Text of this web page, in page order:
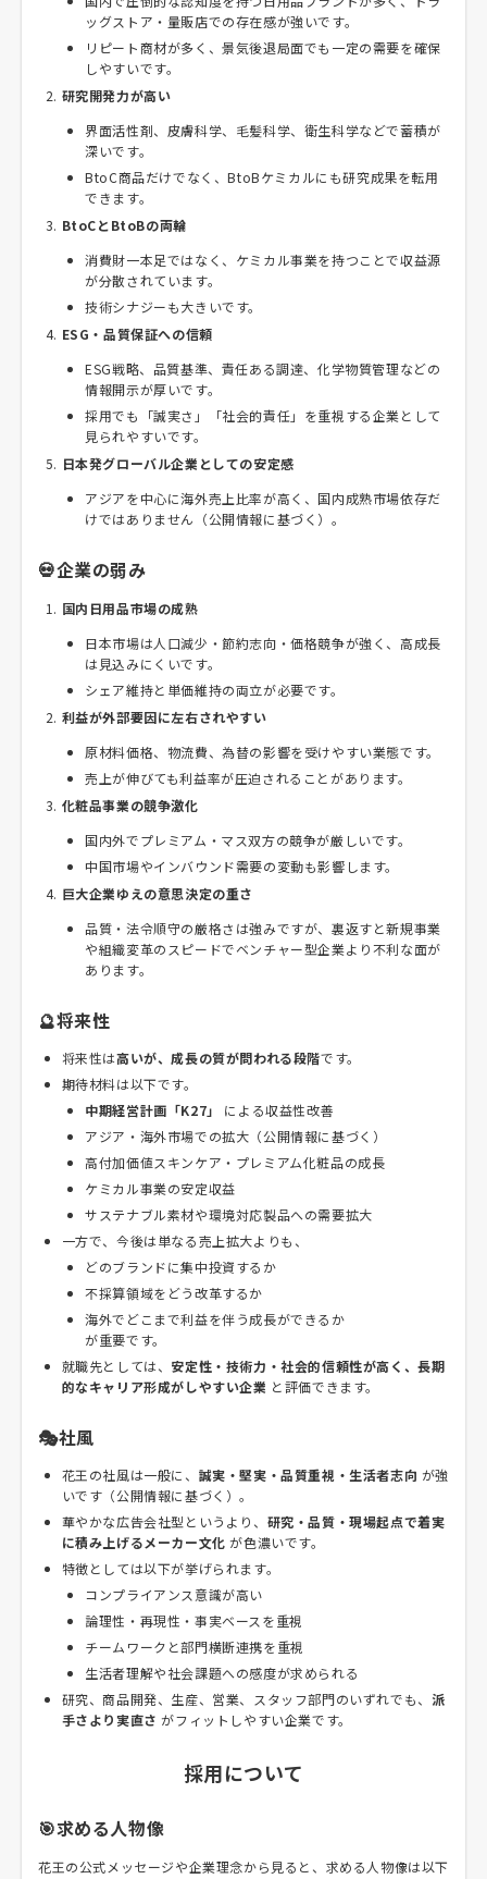
ッグストア・量販店での存在感が強いです。
リピート商材が多く、景気後退局面でも一定の需要を確保
しやすいです。
研究開発力が高い
界面活性剤、皮膚科学、毛髪科学、衛生科学などで蓄積が
深いです。
BtoC商品だけでなく、BtoBケミカルにも研究成果を転用
できます。
BtoCとBtoBの両輪
消費財一本足ではなく、ケミカル事業を持つことで収益源
が分散されています。
技術シナジーも大きいです。
ESG・品質保証への信頼
ESG戦略、品質基準、責任ある調達、化学物質管理などの
情報開示が厚いです。
採用でも「誠実さ」「社会的責任」を重視する企業として
見られやすいです。
日本発グローバル企業としての安定感
アジアを中心に海外売上比率が高く、国内成熟市場依存だ
けではありません（公開情報に基づく）。
💀企業の弱み
国内日用品市場の成熟
日本市場は人口減少・節約志向・価格競争が強く、高成長
は見込みにくいです。
シェア維持と単価維持の両立が必要です。
利益が外部要因に左右されやすい
原材料価格、物流費、為替の影響を受けやすい業態です。
売上が伸びても利益率が圧迫されることがあります。
化粧品事業の競争激化
国内外でプレミアム・マス双方の競争が厳しいです。
中国市場やインバウンド需要の変動も影響します。
巨大企業ゆえの意思決定の重さ
品質・法令順守の厳格さは強みですが、裏返すと新規事業
や組織変革のスピードでベンチャー型企業より不利な面が
あります。
🔮将来性
将来性は高いが、成長の質が問われる段階です。
期待材料は以下です。
中期経営計画「K27」
による収益性改善
アジア・海外市場での拡大（公開情報に基づく）
高付加価値スキンケア・プレミアム化粧品の成長
ケミカル事業の安定収益
サステナブル素材や環境対応製品への需要拡大
一方で、今後は単なる売上拡大よりも、
どのブランドに集中投資するか
不採算領域をどう改革するか
海外でどこまで利益を伴う成長ができるか
が重要です。
就職先としては、 安定性・技術力・社会的信頼性が高く、長期
的なキャリア形成がしやすい企業 と評価できます。
🎭社風
花王の社風は一般に、 誠実・堅実・品質重視・生活者志向 が強
いです（公開情報に基づく）。
華やかな広告会社型というより、 研究・品質・現場起点で着実
に積み上げるメーカー文化 が色濃いです。
特徴としては以下が挙げられます。
コンプライアンス意識が高い
論理性・再現性・事実ベースを重視
チームワークと部門横断連携を重視
生活者理解や社会課題への感度が求められる
研究、商品開発、生産、営業、スタッフ部門のいずれでも、 派
手さより実直さ がフィットしやすい企業です。
採用について
🎯求める人物像
花王の公式メッセージや企業理念から見ると、求める人物像は以下